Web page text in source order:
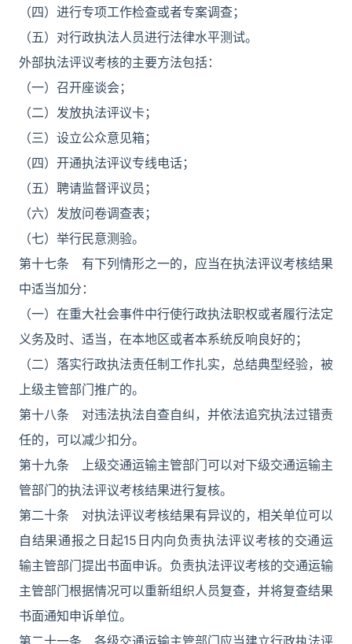
（四）进行专项工作检查或者专案调查；
（五）对行政执法人员进行法律水平测试。
外部执法评议考核的主要方法包括：
（一）召开座谈会；
（二）发放执法评议卡；
（三）设立公众意见箱；
（四）开通执法评议专线电话；
（五）聘请监督评议员；
（六）发放问卷调查表；
（七）举行民意测验。
第十七条 有下列情形之一的，应当在执法评议考核结果
中适当加分：
（一）在重大社会事件中行使行政执法职权或者履行法定
义务及时、适当，在本地区或者本系统反响良好的；
（二）落实行政执法责任制工作扎实，总结典型经验，被
上级主管部门推广的。
第十八条 对违法执法自查自纠，并依法追究执法过错责
任的，可以减少扣分。
第十九条 上级交通运输主管部门可以对下级交通运输主
管部门的执法评议考核结果进行复核。
第二十条 对执法评议考核结果有异议的，相关单位可以
自结果通报之日起15日内向负责执法评议考核的交通运
输主管部门提出书面申诉。负责执法评议考核的交通运输
主管部门根据情况可以重新组织人员复查，并将复查结果
书面通知申诉单位。
第二十一条 各级交通运输主管部门应当建立行政执法评